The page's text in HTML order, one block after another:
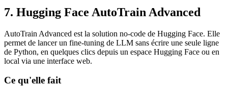
7. Hugging Face AutoTrain Advanced
AutoTrain Advanced est la solution no-code de Hugging Face. Elle
permet de lancer un fine-tuning de LLM sans écrire une seule ligne
de Python, en quelques clics depuis un espace Hugging Face ou en
local via une interface web.
Ce qu'elle fait